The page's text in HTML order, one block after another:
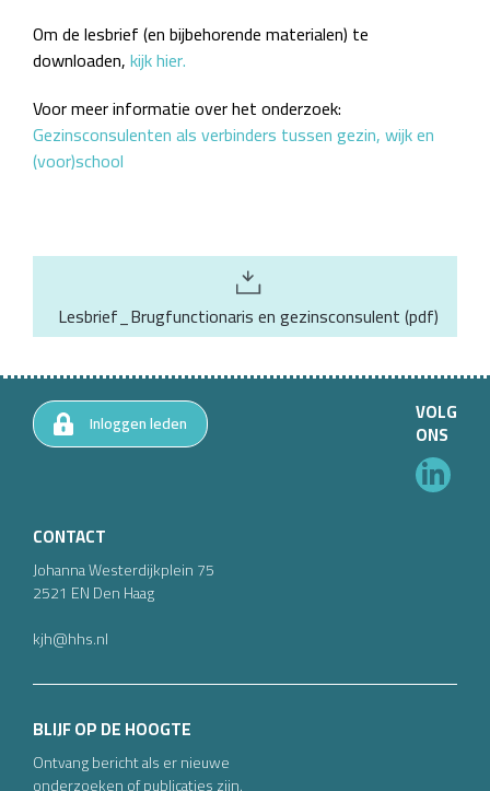
Om de lesbrief (en bijbehorende materialen) te
downloaden,kijk hier.
Voor meer informatie over het onderzoek:
Gezinsconsulenten als verbinders tussen gezin, wijk en
(voor)school
Lesbrief_Brugfunctionaris en gezinsconsulent(pdf)
CONTACT
Johanna Westerdijkplein75
2521 ENDen Haag
kjh@hhs.nl
Inloggen leden
BLIJF OP DE HOOGTE
Ontvang bericht als er nieuwe
VOLG
ONS